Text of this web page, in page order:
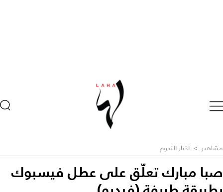
مشاهير > أخبار النجوم
صبا مبارك تعلّق على عطل فيسبوك